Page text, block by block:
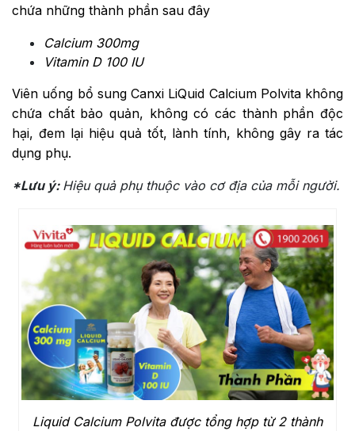
chứa những thành phần sau đây
Calcium 300mg
Vitamin D 100 IU
Viên uống bổ sung Canxi LiQuid Calcium Polvita không
chứa chất bảo quản, không có các thành phần độc
hại, đem lại hiệu quả tốt, lành tính, không gây ra tác
dụng phụ.
*Lưu ý: Hiệu quả phụ thuộc vào cơ địa của mỗi người.
Liquid Calcium Polvita được tổng hợp từ 2 thành